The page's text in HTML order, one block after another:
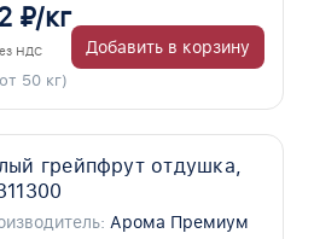
₽/кг
НДС
50 кг)
Добавить в корзину
грейпфрут отдушка,
Арома Премиум